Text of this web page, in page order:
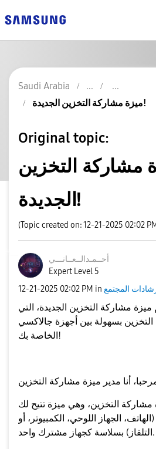
Saudi Arabia
ميزة مشاركة التخزين الجديدة!
Original topic:
مشاركة التخزين
الجديدة!
(Topic created on: 12-21-2025 02:02
أحــمـدالــعــانـــي
Expert Level 5
‎12-21-2025 02:02 PM in المجتمع
مشاركة التخزين الجديدة، التي
بسهولة بين أجهزة جالاكسي
الخاصة بك!
مشاركة التخزين، وهي ميزة تتيح لك
الجهاز اللوحي، الكمبيوتر، أو
التلفاز) بسلاسة كجهاز مشترك واحد.